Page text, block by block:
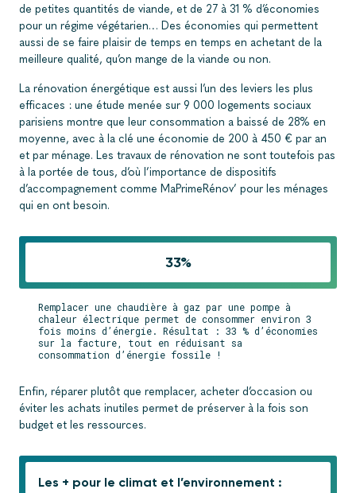
de petites quantités de viande, et de 27 à 31 % d’économies
pour un régime végétarien… Des économies qui permettent
aussi de se faire plaisir de temps en temps en achetant de la
meilleure qualité, qu’on mange de la viande ou non.
La rénovation énergétique est aussi l’un des leviers les plus
efficaces : une étude menée sur 9 000 logements sociaux
parisiens montre que leur consommation a baissé de 28% en
moyenne, avec à la clé une économie de 200 à 450 € par an
et par ménage. Les travaux de rénovation ne sont toutefois pas
à la portée de tous, d’où l’importance de dispositifs
d’accompagnement comme MaPrimeRénov’ pour les ménages
qui en ont besoin.
33%
Remplacer une chaudière à gaz par une pompe à
chaleur électrique permet de consommer environ 3
fois moins d’énergie. Résultat : 33 % d’économies
sur la facture, tout en réduisant sa
consommation d’énergie fossile !
Enfin, réparer plutôt que remplacer, acheter d’occasion ou
éviter les achats inutiles permet de préserver à la fois son
budget et les ressources.
Les + pour le climat et l’environnement :